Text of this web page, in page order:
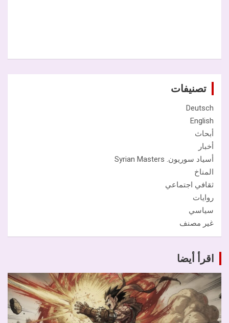
تصنيفات
Deutsch
English
أبحاث
أخبار
أسياد سوريون. Syrian Masters
المناخ
ثقافي اجتماعي
روايات
سياسي
غير مصنف
اقرأ أيضا